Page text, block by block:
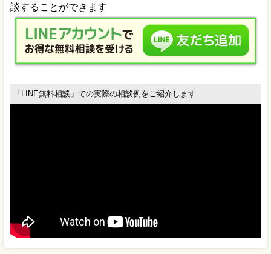
「LINE無料相談」での実際の相談例をご紹介します